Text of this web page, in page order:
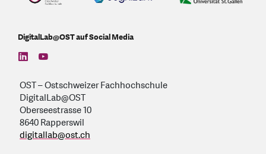
DigitalLab@OST auf Social Media
find us on: linkedin
find us on: youtube
OST – Ostschweizer Fachhochschule
DigitalLab@OST
Oberseestrasse 10
8640 Rapperswil
digitallab@ost.ch